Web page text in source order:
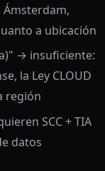
a ubicación
→ insuficiente:
la Ley CLOUD
región
SCC + TIA
datos